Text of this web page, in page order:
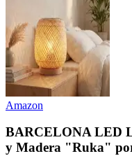
Amazon
BARCELONA LED
y Madera "Ruka"